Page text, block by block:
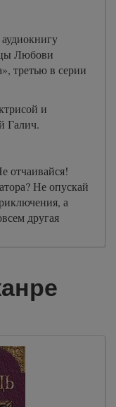
Любови
третью в серии
и
Галич.
отчаивайся!
Не опускай
а
другая